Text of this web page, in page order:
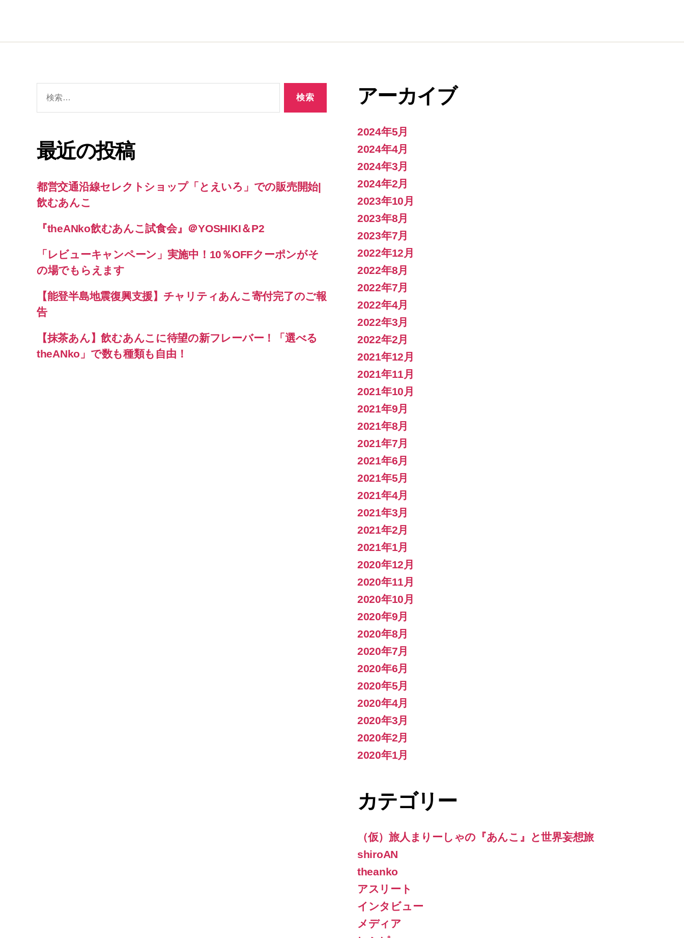
最近の投稿
都営交通沿線セレクトショップ「とえいろ」での販売開始|
飲むあんこ
『theANko飲むあんこ試食会』＠YOSHIKI＆P2
「レビューキャンペーン」実施中！10％OFFクーポンがそ
の場でもらえます
【能登半島地震復興支援】チャリティあんこ寄付完了のご報
告
【抹茶あん】飲むあんこに待望の新フレーバー！「選べる
theANko」で数も種類も自由！
アーカイブ
2024年5月
2024年4月
2024年3月
2024年2月
2023年10月
2023年8月
2023年7月
2022年12月
2022年8月
2022年7月
2022年4月
2022年3月
2022年2月
2021年12月
2021年11月
2021年10月
2021年9月
2021年8月
2021年7月
2021年6月
2021年5月
2021年4月
2021年3月
2021年2月
2021年1月
2020年12月
2020年11月
2020年10月
2020年9月
2020年8月
2020年7月
2020年6月
2020年5月
2020年4月
2020年3月
2020年2月
2020年1月
カテゴリー
（仮）旅人まりーしゃの『あんこ』と世界妄想旅
shiroAN
theanko
アスリート
インタビュー
メディア